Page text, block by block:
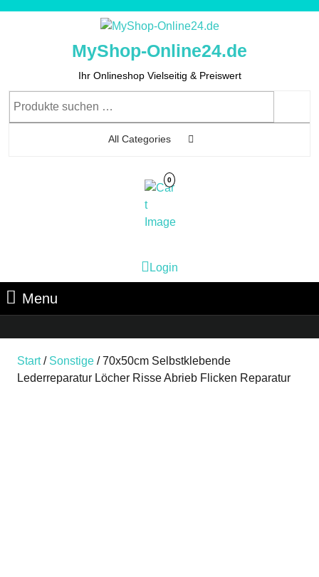
MyShop-Online24.de
Ihr Onlineshop Vielseitig & Preiswert
All Categories
0
Login
Menu
Start/ Sonstige / 70x50cm Selbstklebende
Lederreparatur Löcher Risse Abrieb Flicken Reparatur